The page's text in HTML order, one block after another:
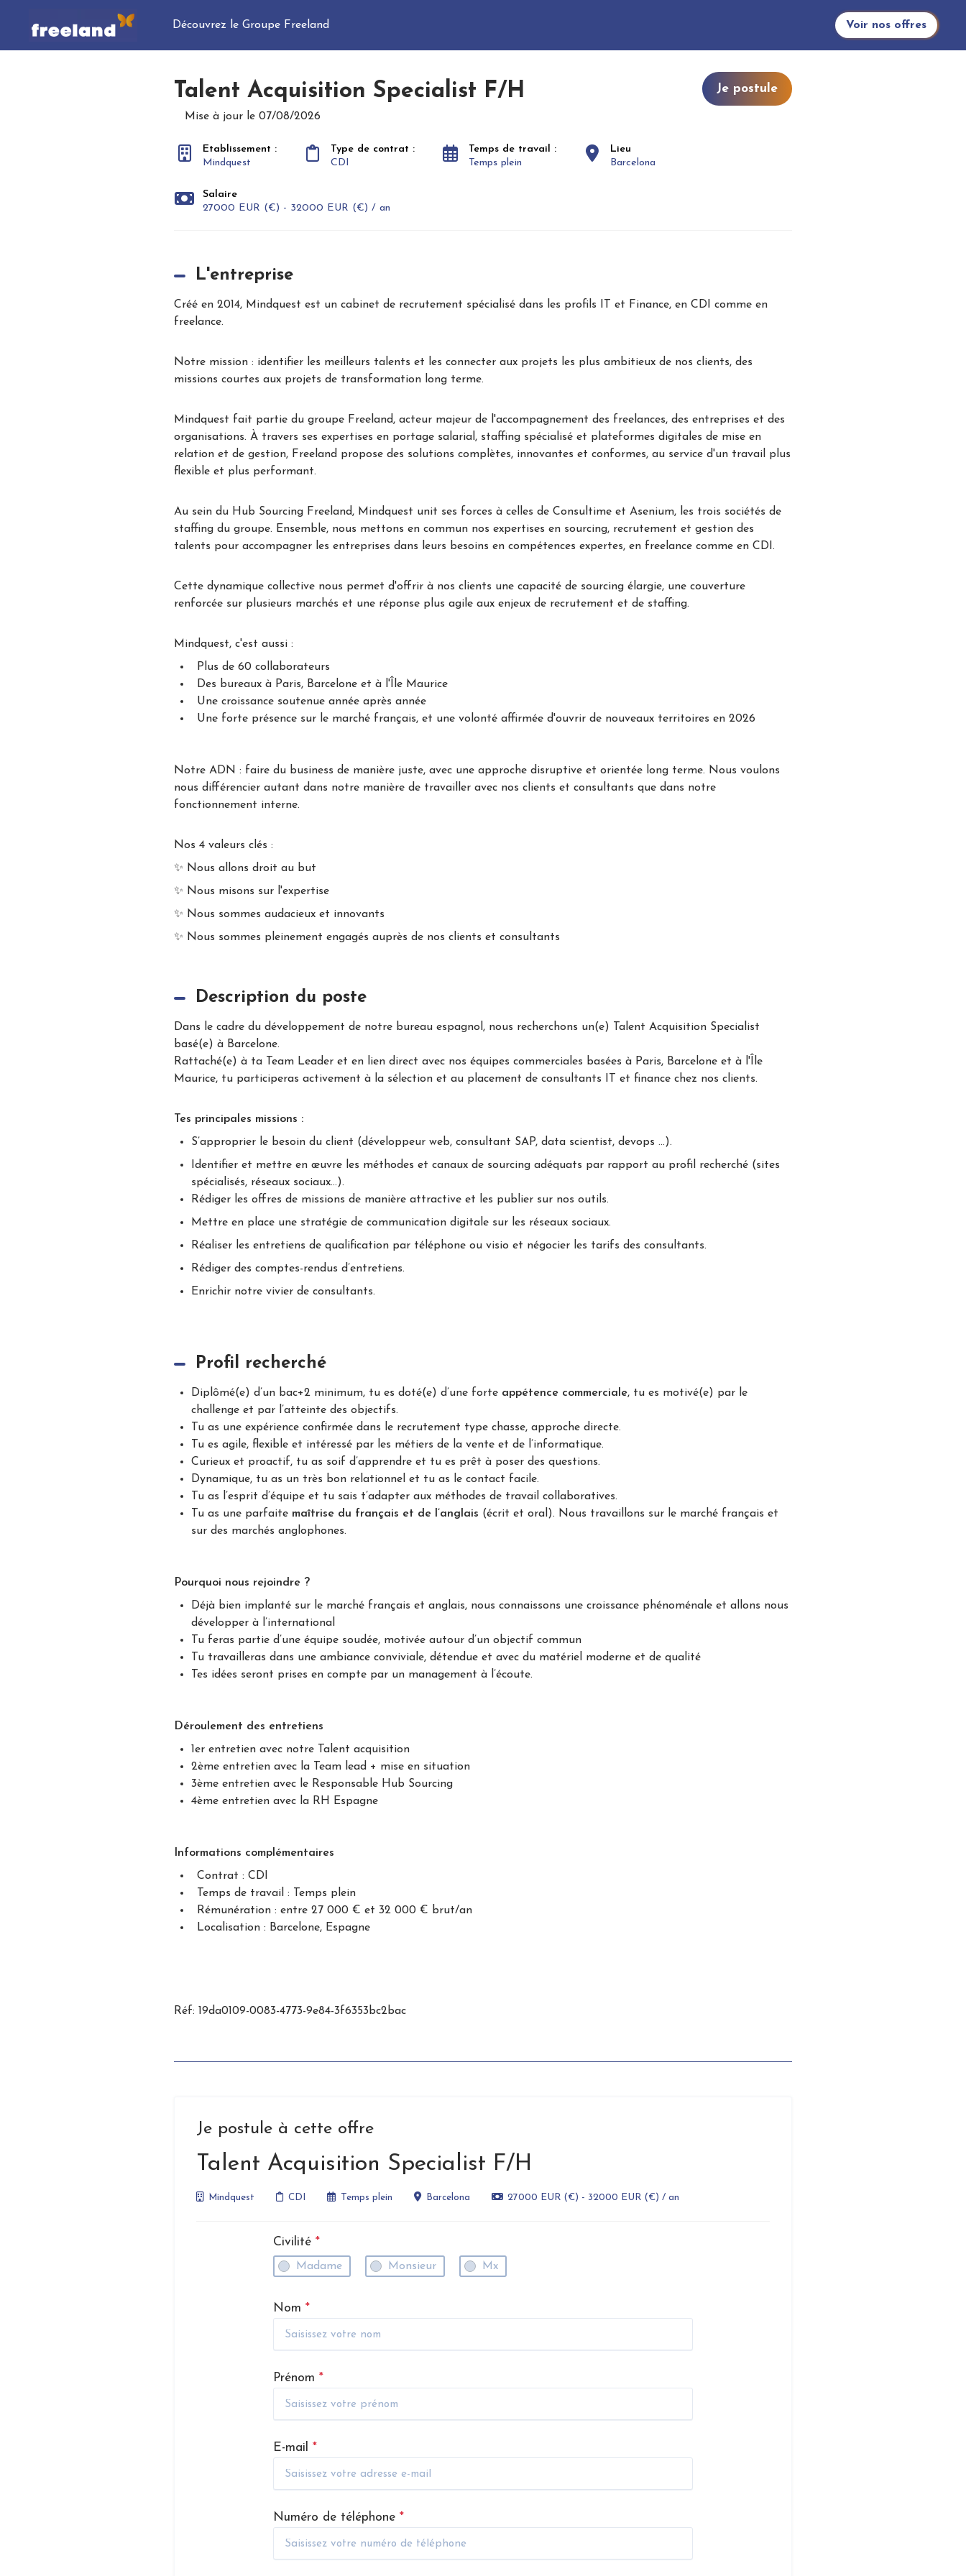
Découvrez le Groupe Freeland Voir nos offres
Talent Acquisition Specialist F/H Je postule
Mise à jour le 07/08/2026
Etablissement :
Mindquest
Type de contrat :
CDI
Temps de travail :
Temps plein
Lieu
Barcelona
Salaire
27000 EUR (€) - 32000 EUR (€) / an
L'entreprise
Créé en 2014, Mindquest est un cabinet de recrutement spécialisé dans les profils IT et Finance, en CDI comme en
freelance.
Notre mission : identifier les meilleurs talents et les connecter aux projets les plus ambitieux de nos clients, des
missions courtes aux projets de transformation long terme.
Mindquest fait partie du groupe Freeland, acteur majeur de l'accompagnement des freelances, des entreprises et des
organisations. À travers ses expertises en portage salarial, staffing spécialisé et plateformes digitales de mise en
relation et de gestion, Freeland propose des solutions complètes, innovantes et conformes, au service d'un travail plus
flexible et plus performant.
Au sein du Hub Sourcing Freeland, Mindquest unit ses forces à celles de Consultime et Asenium, les trois sociétés de
staffing du groupe. Ensemble, nous mettons en commun nos expertises en sourcing, recrutement et gestion des
talents pour accompagner les entreprises dans leurs besoins en compétences expertes, en freelance comme en CDI.
Cette dynamique collective nous permet d'offrir à nos clients une capacité de sourcing élargie, une couverture
renforcée sur plusieurs marchés et une réponse plus agile aux enjeux de recrutement et de staffing.
Mindquest, c'est aussi :
Plus de 60 collaborateurs
Des bureaux à Paris, Barcelone et à l'Île Maurice
Une croissance soutenue année après année
Une forte présence sur le marché français, et une volonté affirmée d'ouvrir de nouveaux territoires en 2026
Notre ADN : faire du business de manière juste, avec une approche disruptive et orientée long terme. Nous voulons
nous différencier autant dans notre manière de travailler avec nos clients et consultants que dans notre
fonctionnement interne.
Nos 4 valeurs clés :
✨ Nous allons droit au but
✨ Nous misons sur l'expertise
✨ Nous sommes audacieux et innovants
✨ Nous sommes pleinement engagés auprès de nos clients et consultants
Description du poste
Dans le cadre du développement de notre bureau espagnol, nous recherchons un(e) Talent Acquisition Specialist
basé(e) à Barcelone.
Rattaché(e) à ta Team Leader et en lien direct avec nos équipes commerciales basées à Paris, Barcelone et à l'Île
Maurice, tu participeras activement à la sélection et au placement de consultants IT et finance chez nos clients.
Tes principales missions :
S’approprier le besoin du client (développeur web, consultant SAP, data scientist, devops …).
Identifier et mettre en œuvre les méthodes et canaux de sourcing adéquats par rapport au profil recherché (sites
spécialisés, réseaux sociaux…).
Rédiger les offres de missions de manière attractive et les publier sur nos outils.
Mettre en place une stratégie de communication digitale sur les réseaux sociaux.
Réaliser les entretiens de qualification par téléphone ou visio et négocier les tarifs des consultants.
Rédiger des comptes-rendus d’entretiens.
Enrichir notre vivier de consultants.
Profil recherché
Diplômé(e) d’un bac+2 minimum, tu es doté(e) d’une forte appétence commerciale, tu es motivé(e) par le
challenge et par l’atteinte des objectifs.
Tu as une expérience confirmée dans le recrutement type chasse, approche directe.
Tu es agile, flexible et intéressé par les métiers de la vente et de l’informatique.
Curieux et proactif, tu as soif d’apprendre et tu es prêt à poser des questions.
Dynamique, tu as un très bon relationnel et tu as le contact facile.
Tu as l’esprit d’équipe et tu sais t’adapter aux méthodes de travail collaboratives.
Tu as une parfaite maîtrise du français et de l’anglais (écrit et oral). Nous travaillons sur le marché français et
sur des marchés anglophones.
Pourquoi nous rejoindre ?
Déjà bien implanté sur le marché français et anglais, nous connaissons une croissance phénoménale et allons nous
développer à l’international
Tu feras partie d’une équipe soudée, motivée autour d’un objectif commun
Tu travailleras dans une ambiance conviviale, détendue et avec du matériel moderne et de qualité
Tes idées seront prises en compte par un management à l’écoute.
Déroulement des entretiens
1er entretien avec notre Talent acquisition
2ème entretien avec la Team lead + mise en situation
3ème entretien avec le Responsable Hub Sourcing
4ème entretien avec la RH Espagne
Informations complémentaires
Contrat : CDI
Temps de travail : Temps plein
Rémunération : entre 27 000 € et 32 000 € brut/an
Localisation : Barcelone, Espagne
Réf: 19da0109-0083-4773-9e84-3f6353bc2bac
Je postule à cette offre
Talent Acquisition Specialist F/H
Mindquest CDI Temps plein Barcelona 27000 EUR (€) - 32000 EUR (€) / an
Civilité*
Madame Monsieur Mx
Nom*
Prénom*
E-mail*
Numéro de téléphone*